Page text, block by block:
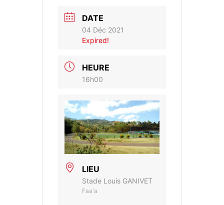
DATE
04 Déc 2021
Expired!
HEURE
16h00
LIEU
Stade Louis GANIVET
Faa'a